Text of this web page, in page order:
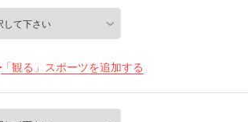
「観る」スポーツを追加する